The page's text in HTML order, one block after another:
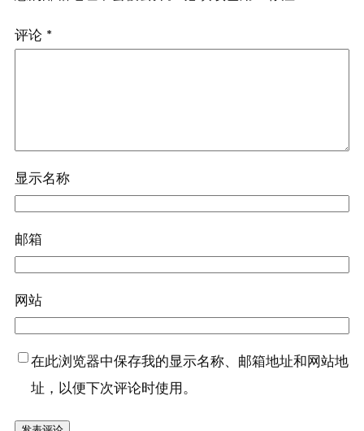
评论 *
显示名称
邮箱
网站
在此浏览器中保存我的显示名称、邮箱地址和网站地
址，以便下次评论时使用。